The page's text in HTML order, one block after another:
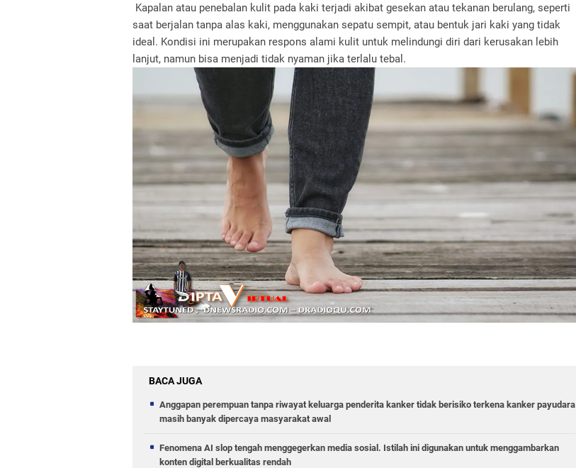
Kapalan atau penebalan kulit pada kaki terjadi akibat gesekan atau tekanan berulang, seperti
saat berjalan tanpa alas kaki, menggunakan sepatu sempit, atau bentuk jari kaki yang tidak
ideal. Kondisi ini merupakan respons alami kulit untuk melindungi diri dari kerusakan lebih
lanjut, namun bisa menjadi tidak nyaman jika terlalu tebal.
BACA JUGA
Anggapan perempuan tanpa riwayat keluarga penderita kanker tidak berisiko terkena kanker payudara
masih banyak dipercaya masyarakat awal
Fenomena AI slop tengah menggegerkan media sosial. Istilah ini digunakan untuk menggambarkan
konten digital berkualitas rendah